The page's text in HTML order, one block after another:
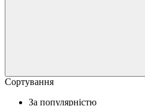
Сортування
За популярністю